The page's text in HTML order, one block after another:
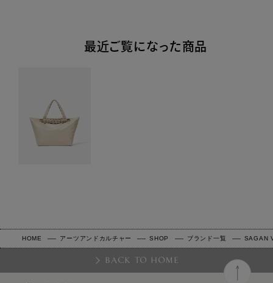
最近ご覧になった商品
HOME アーツアンドカルチャー SHOP ブランド一覧 SAGAN
BACK TO HOME